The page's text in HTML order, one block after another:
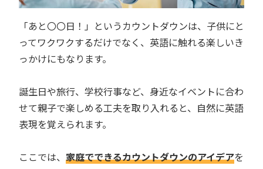
「あと〇〇日！」というカウントダウンは、子供にと
ってワクワクするだけでなく、英語に触れる楽しいき
っかけにもなります。
誕生日や旅行、学校行事など、身近なイベントに合わ
せて親子で楽しめる工夫を取り入れると、自然に英語
表現を覚えられます。
ここでは、 家庭でできるカウントダウンのアイデアを